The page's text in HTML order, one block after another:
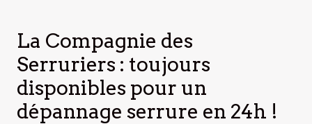
La Compagnie des
Serruriers : toujours
disponibles pour un
dépannage serrure en 24h !